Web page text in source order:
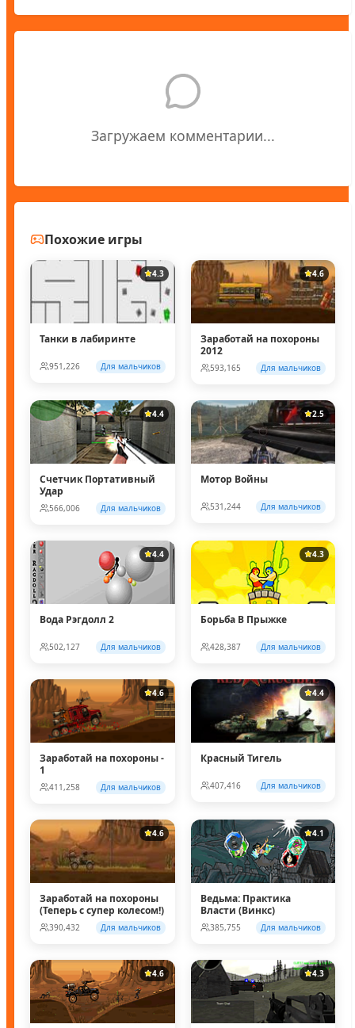
Загружаем комментарии...
Похожие игры
4.3
Танки в лабиринте
951,226 Для мальчиков
4.6
Заработай на похороны
2012
593,165 Для мальчиков
4.4
Счетчик Портативный
Удар
566,006 Для мальчиков
2.5
Мотор Войны
531,244 Для мальчиков
4.4
Вода Рэгдолл 2
502,127 Для мальчиков
4.3
Борьба В Прыжке
428,387 Для мальчиков
4.6
Заработай на похороны -
1
411,258 Для мальчиков
4.4
Красный Тигель
407,416 Для мальчиков
4.6
Заработай на похороны
(Теперь с супер колесом!)
390,432 Для мальчиков
4.1
Ведьма: Практика
Власти (Винкс)
385,755 Для мальчиков
4.6 4.3